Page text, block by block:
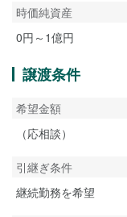
時価純資産
0円～1億円
譲渡条件
希望金額
（応相談）
引継ぎ条件
継続勤務を希望